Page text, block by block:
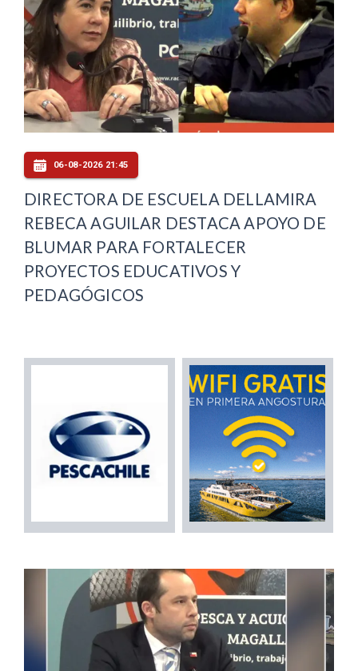
06-08-2026 21:45
DIRECTORA DE ESCUELA DELLAMIRA
REBECA AGUILAR DESTACA APOYO DE
BLUMAR PARA FORTALECER
PROYECTOS EDUCATIVOS Y
PEDAGÓGICOS